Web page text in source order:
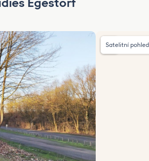
Satelitní pohled